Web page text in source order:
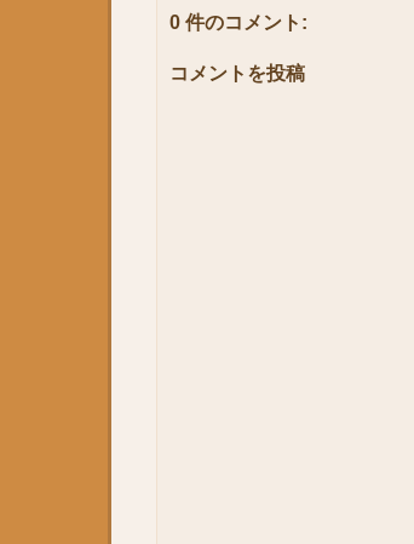
0 件のコメント:
コメントを投稿